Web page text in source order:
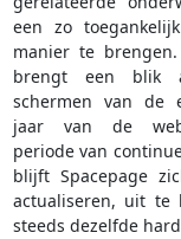
een zo
manier te
brengt een blik
schermen van de
jaar van de
periode van
blijft Spacepage
actualiseren, uit te
steeds dezelfde